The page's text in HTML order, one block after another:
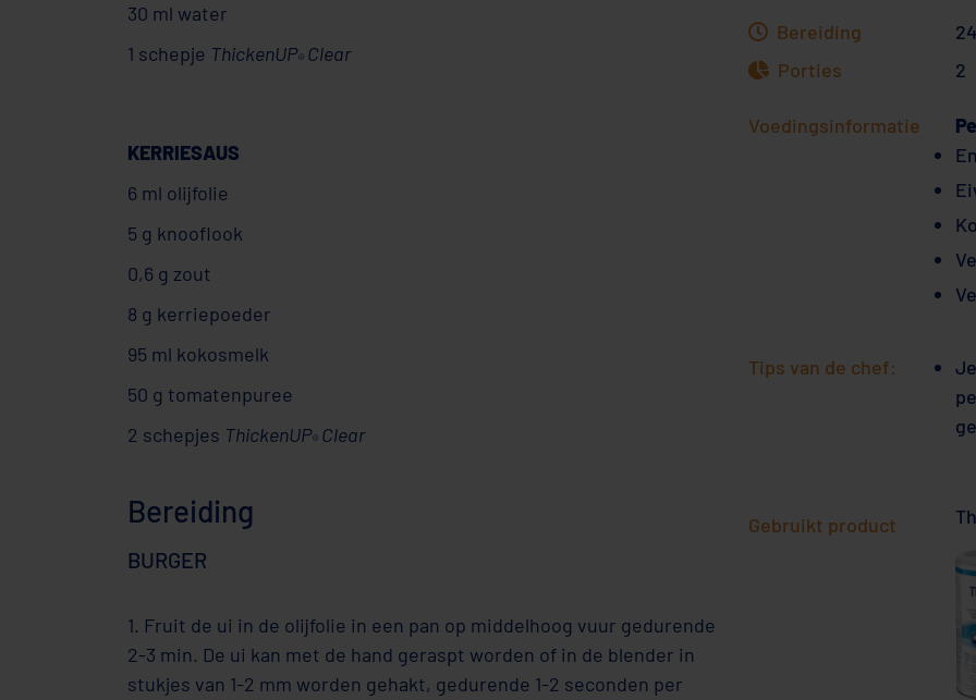
30 ml water
1 schepje ThickenUP® Clear
KERRIESAUS
6 ml olijfolie
5 g knooflook
0,6 g zout
8 g kerriepoeder
95 ml kokosmelk
50 g tomatenpuree
2 schepjes ThickenUP® Clear
Bereiding
BURGER
1. Fruit de ui in de olijfolie in een pan op middelhoog vuur gedurende
2-3 min. De ui kan met de hand geraspt worden of in de blender in
stukjes van 1-2 mm worden gehakt, gedurende 1-2 seconden per
Bereiding
Porties
2
Voedingsinformatie
Tips van de chef:
Gebruikt product